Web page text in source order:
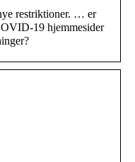
restriktioner. … er
19 hjemmesider